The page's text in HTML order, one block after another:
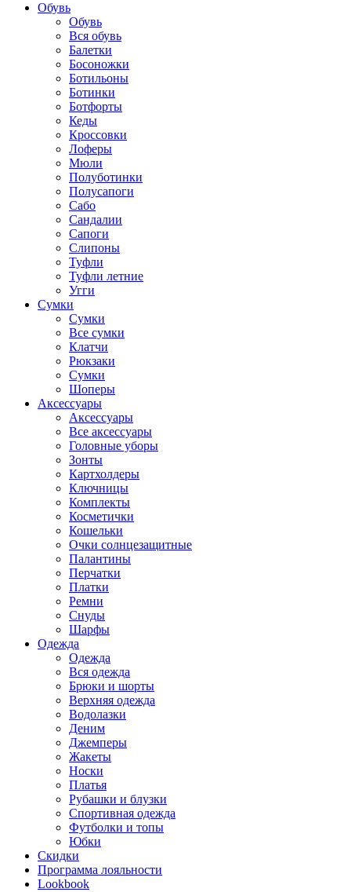
Обувь
Обувь
Вся обувь
Балетки
Босоножки
Ботильоны
Ботинки
Ботфорты
Кеды
Кроссовки
Лоферы
Мюли
Полуботинки
Полусапоги
Сабо
Сандалии
Сапоги
Слипоны
Туфли
Туфли летние
Угги
Сумки
Сумки
Все сумки
Клатчи
Рюкзаки
Сумки
Шоперы
Аксессуары
Аксессуары
Все аксессуары
Головные уборы
Зонты
Картхолдеры
Ключницы
Комплекты
Косметички
Кошельки
Очки солнцезащитные
Палантины
Перчатки
Платки
Ремни
Снуды
Шарфы
Одежда
Одежда
Вся одежда
Брюки и шорты
Верхняя одежда
Водолазки
Деним
Джемперы
Жакеты
Носки
Платья
Рубашки и блузки
Спортивная одежда
Футболки и топы
Юбки
Скидки
Программа лояльности
Lookbook